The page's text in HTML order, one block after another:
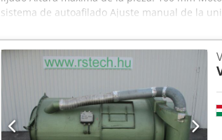
sistema de autoafilado Ajuste manual de la
ángulo de la unidad Unidad de lijado con
Motor de avance de 0,74 kW